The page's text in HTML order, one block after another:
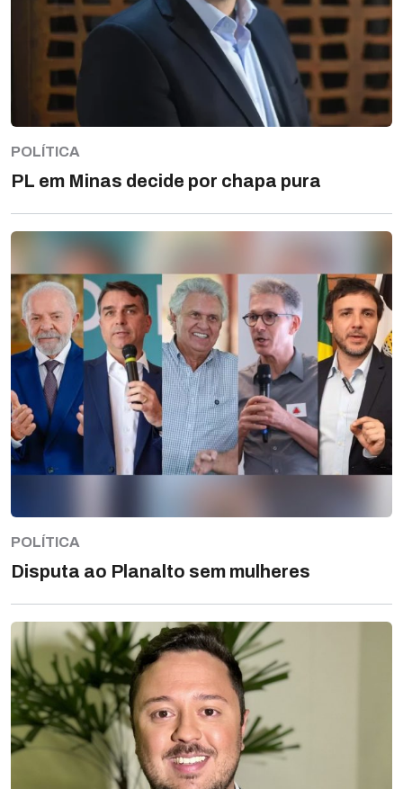
POLÍTICA
PL em Minas decide por chapa pura
POLÍTICA
Disputa ao Planalto sem mulheres